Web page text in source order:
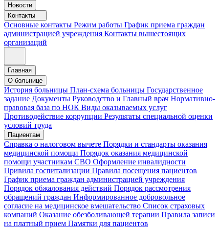
Новости
Контакты
Основные контакты Режим работы График приема граждан
администрацией учреждения Контакты вышестоящих
организаций
Главная
О больнице
История больницы План-схема больницы Государственное
задание Документы Руководство и Главный врач Нормативно-
правовая база по НОК Виды оказываемых услуг
Противодействие коррупции Результаты специальной оценки
условий труда
Пациентам
Справка о налоговом вычете Порядки и стандарты оказания
медицинской помощи Порядок оказания медицинской
помощи участникам СВО Оформление инвалидности
Привила госпитализации Правила посещения пациентов
График приема граждан администрацией учреждения
Порядок обжалования действий Порядок рассмотрения
обращений граждан Информированное добровольное
согласие на медицинское вмешательство Список страховых
компаний Оказание обезболивающей терапии Правила записи
на платный прием Памятки для пациентов